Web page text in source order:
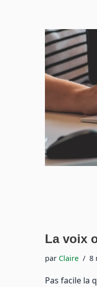
La voix
par Claire 8
Pas facile la